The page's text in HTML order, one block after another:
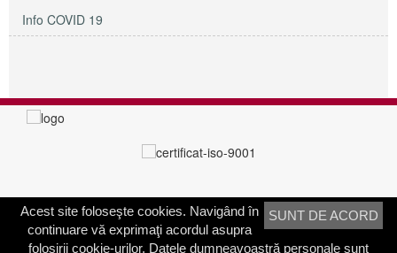
Info COVID 19
PRIMĂRIA SECTORULUI 3
Adresa:Calea Dudeşti nr. 191
SUNT DE ACORD
Acest site foloseşte cookies. Navigând în
continuare vă exprimaţi acordul asupra
folosirii cookie-urilor. Datele dumneavoastră personale sunt